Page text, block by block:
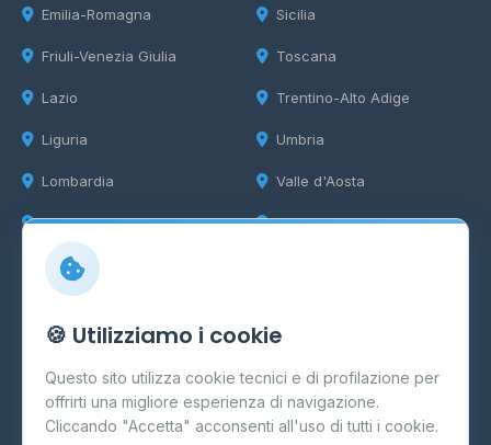
Emilia-Romagna
Friuli-Venezia Giulia
Lazio
Liguria
Lombardia
Marche
Sicilia
Toscana
Trentino-Alto Adige
Umbria
Valle d'Aosta
Veneto
Info
Cos'è il GPL
FAQ
Contatti
🍪 Utilizziamo i cookie
Questo sito utilizza cookie tecnici e di profilazione per
offrirti una migliore esperienza di navigazione.
Cliccando "Accetta" acconsenti all'uso di tutti i cookie.